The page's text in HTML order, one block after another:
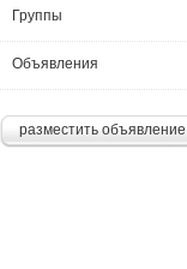
Группы
Объявления
разместить объявление